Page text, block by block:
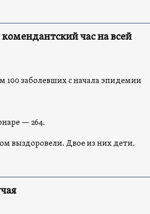
час на всей
100 заболевших с начала эпидемии
— 264.
выздоровели. Двое из них дети.